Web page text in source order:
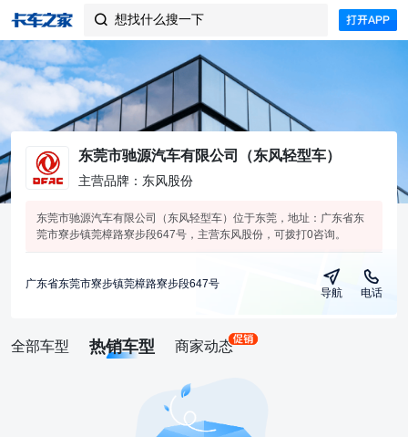
 想找什么搜一下
东莞市驰源汽车有限公司（东风轻型车）
主营品牌：东风股份
东莞市驰源汽车有限公司（东风轻型车）位于东莞，地址：广东省东
莞市寮步镇莞樟路寮步段647号，主营东风股份，可拨打0咨询。
广东省东莞市寮步镇莞樟路寮步段647号
导航 电话
全部车型 热销车型 商家动态